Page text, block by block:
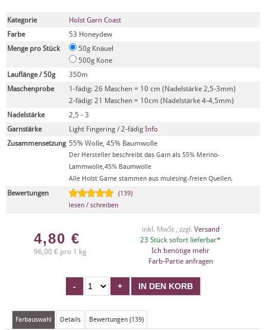
Kategorie
Holst Garn Coast
Farbe
53 Honeydew
Menge pro Stück
50g Knäuel
500g Kone
Lauflänge / 50g
350m
Maschenprobe
1-fädig: 26 Maschen = 10 cm (Nadelstärke 2,5-3mm)
2-fädig: 21 Maschen = 10cm (Nadelstärke 4-4,5mm)
Nadelstärke
2,5 - 3
Garnstärke
Light Fingering / 2-fädig Info
Zusammensetzung 55% Wolle, 45% Baumwolle
Der Hersteller beschreibt das Garn als 55% Merino-
Lammwolle,45% Baumwolle
Alle Holst Garne stammen aus mulesing-freien Quellen.
Bewertungen
(139)
lesen / schreiben
4,80 €
96,00 € pro 1 kg
inkl. MwSt , zzgl. Versand
23 Stück sofort lieferbar*
Ich benötige mehr
Farb-Partie anfragen
Farbauswahl Details Bewertungen (139)